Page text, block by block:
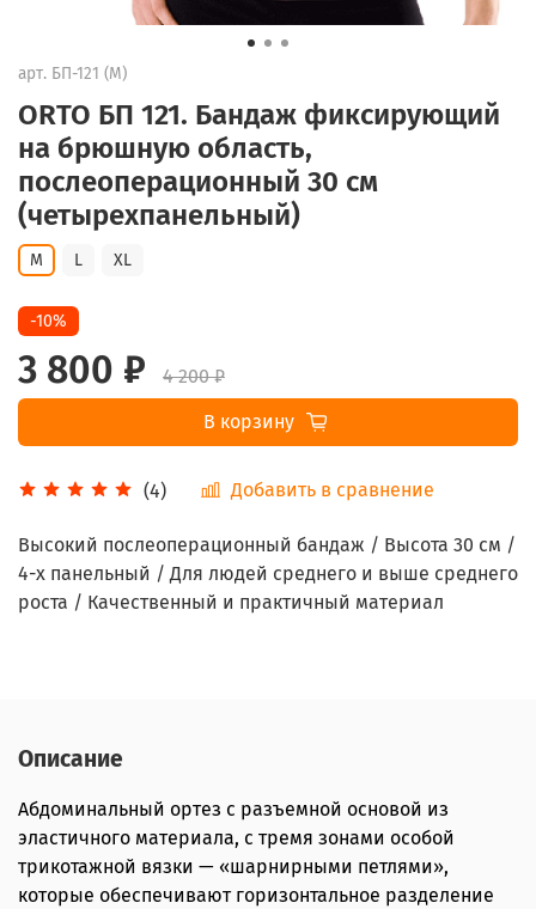
арт. БП-121 (M)
ORTO БП 121. Бандаж фиксирующий
на брюшную область,
послеоперационный 30 см
(четырехпанельный)
(4) Добавить в сравнение
M L XL
-10%
3 800 ₽
4 200 ₽
В корзину
Высокий послеоперационный бандаж / Высота 30 см /
4-х панельный / Для людей среднего и выше среднего
роста / Качественный и практичный материал
Описание
Абдоминальный ортез с разъемной основой из
эластичного материала, с тремя зонами особой
трикотажной вязки — «шарнирными петлями»,
которые обеспечивают горизонтальное разделение